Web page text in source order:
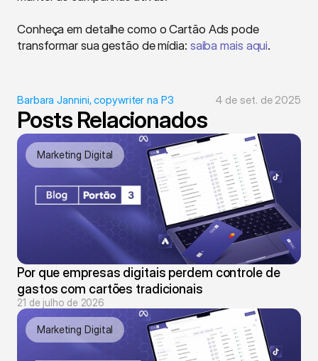
Conheça em detalhe como o Cartão Ads pode
transformar sua gestão de mídia: saiba mais aqui.
Barbara Jannini, copywriter na P3 4 de set. de 2025
Posts Relacionados
Marketing Digital
Por que empresas digitais perdem controle de
gastos com cartões tradicionais
21 de julho de 2026
Marketing Digital